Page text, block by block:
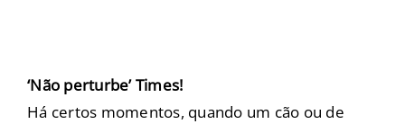
‘Não perturbe’ Times!
Há certos momentos, quando um cão ou de